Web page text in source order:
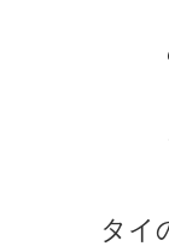
タイ